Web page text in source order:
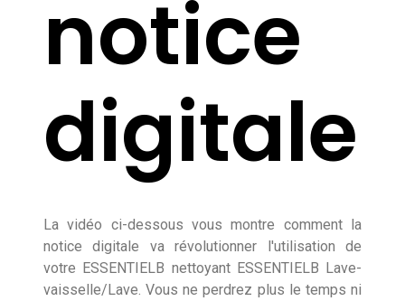
notice
digitale
La vidéo ci-dessous vous montre comment la
notice digitale va révolutionner l'utilisation de
votre ESSENTIELB nettoyant ESSENTIELB Lave-
vaisselle/Lave. Vous ne perdrez plus le temps ni